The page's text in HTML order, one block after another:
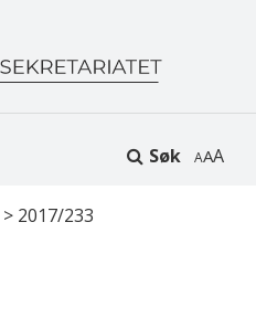
Søk A
> 2017/233